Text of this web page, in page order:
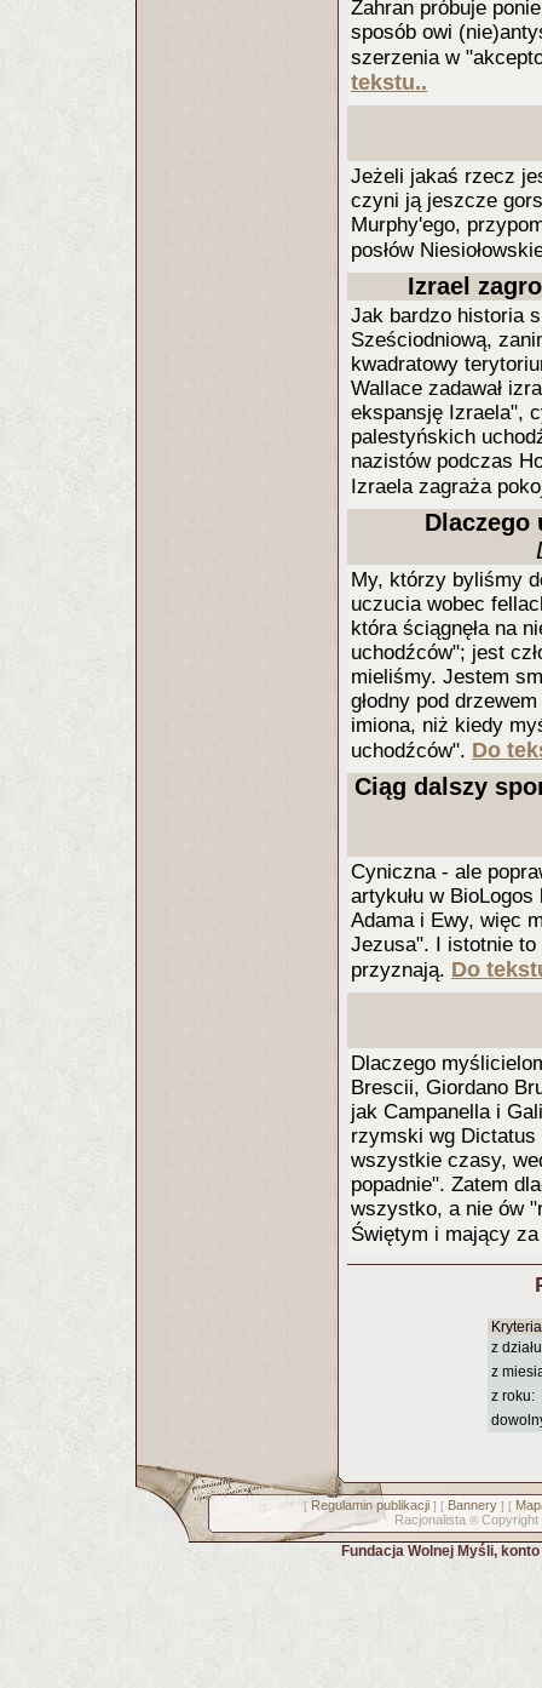
Zahran próbuje
sposób owi
szerzenia w
tekstu..
Jeżeli jakaś rzecz
czyni ją jeszcze
Murphy'ego,
posłów
Izrael
Jak bardzo historia
Sześciodniową,
kwadratowy
Wallace zadawał
ekspansję Izraela",
palestyńskich
nazistów podczas
Izraela zagraża
Dlaczego
My, którzy byliśmy
uczucia wobec
która ściągnęła na
uchodźców"; jest
mieliśmy. Jestem
głodny pod
imiona, niż kiedy
uchodźców". Do
Ciąg dalszy
Cyniczna - ale
artykułu w
Adama i Ewy, więc
Jezusa". I istotnie to
przyznają. Do
Dlaczego
Brescii, Giordano
jak Campanella i
rzymski wg Dictatus
wszystkie czasy,
popadnie". Zatem
wszystko, a nie ów
Świętym i mający
z
z
z roku:
[ Regulamin publikacji] [ Bannery] [
Racjonalista © Copyright
Fundacja Wolnej Myśli,